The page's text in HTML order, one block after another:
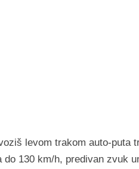
levom trakom auto-puta
130 km/h, predivan zvuk